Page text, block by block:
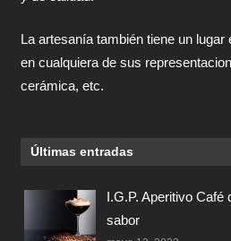
La artesanía también tiene un
en cualquiera de sus
cerámica, etc.
Últimas entradas
I.G.P. Aperitivo Café
sabor